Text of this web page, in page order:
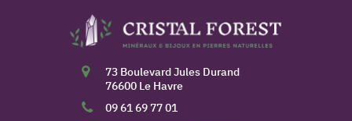
73 Boulevard Jules Durand
76600 Le Havre
09 61 69 77 01